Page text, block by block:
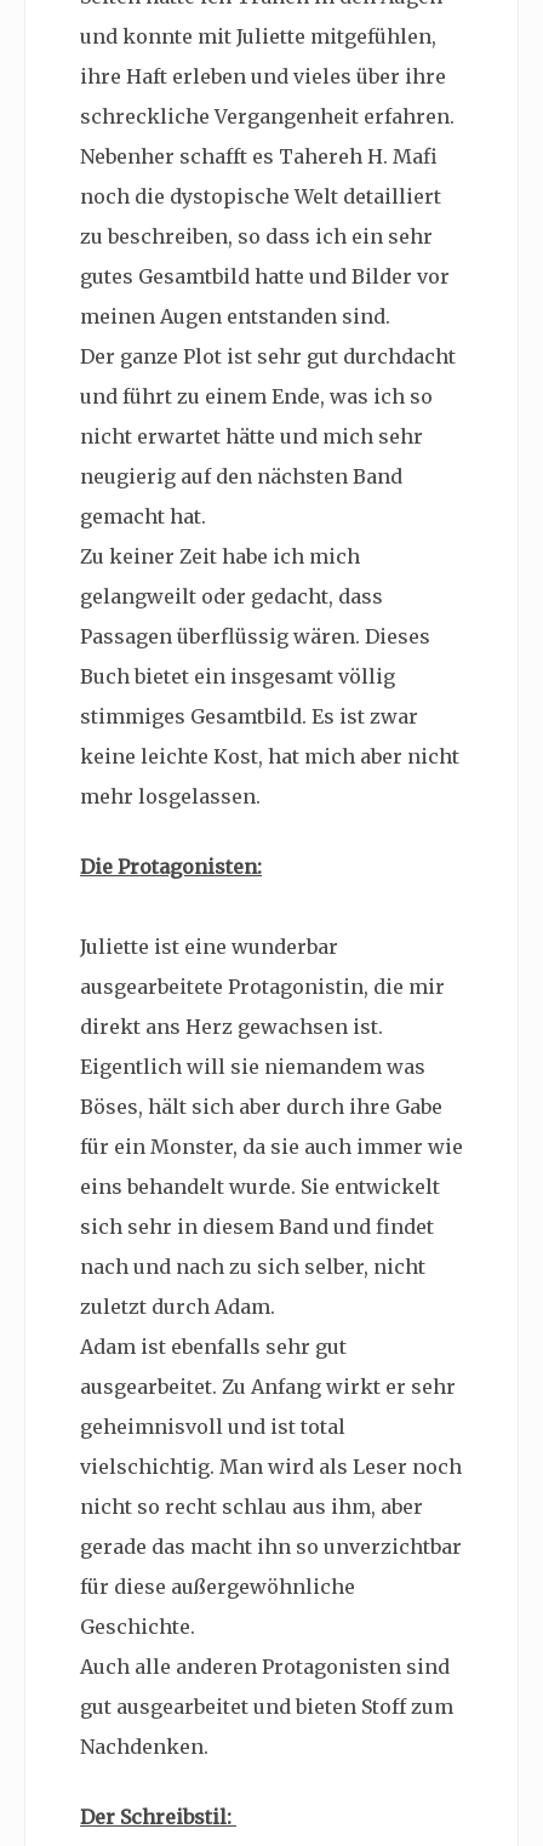
und konnte mit Juliette mitgefühlen,
ihre Haft erleben und vieles über ihre
schreckliche Vergangenheit erfahren.
Nebenher schafft es Tahereh H. Mafi
noch die dystopische Welt detailliert
zu beschreiben, so dass ich ein sehr
gutes Gesamtbild hatte und Bilder vor
meinen Augen entstanden sind.
Der ganze Plot ist sehr gut durchdacht
und führt zu einem Ende, was ich so
nicht erwartet hätte und mich sehr
neugierig auf den nächsten Band
gemacht hat.
Zu keiner Zeit habe ich mich
gelangweilt oder gedacht, dass
Passagen überflüssig wären. Dieses
Buch bietet ein insgesamt völlig
stimmiges Gesamtbild. Es ist zwar
keine leichte Kost, hat mich aber nicht
mehr losgelassen.
Die Protagonisten:
Juliette ist eine wunderbar
ausgearbeitete Protagonistin, die mir
direkt ans Herz gewachsen ist.
Eigentlich will sie niemandem was
Böses, hält sich aber durch ihre Gabe
für ein Monster, da sie auch immer wie
eins behandelt wurde. Sie entwickelt
sich sehr in diesem Band und findet
nach und nach zu sich selber, nicht
zuletzt durch Adam.
Adam ist ebenfalls sehr gut
ausgearbeitet. Zu Anfang wirkt er sehr
geheimnisvoll und ist total
vielschichtig. Man wird als Leser noch
nicht so recht schlau aus ihm, aber
gerade das macht ihn so unverzichtbar
für diese außergewöhnliche
Geschichte.
Auch alle anderen Protagonisten sind
gut ausgearbeitet und bieten Stoff zum
Nachdenken.
Der Schreibstil: